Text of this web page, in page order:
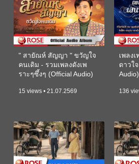
" สายัณห์ สัญญา " ขวัญใจ
คนเดิม - รวมเพลงดังเพ
ราะๆซึ้งๆ (Official Audio)
15 views • 21.07.2569
เพลง
ดาวใ
Audio)
136